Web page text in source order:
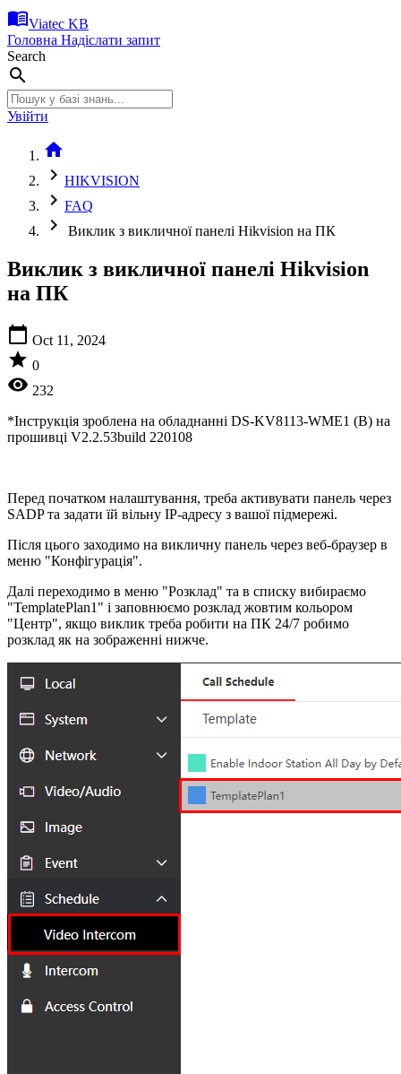
menu_bookViatec KB
Головна Надіслати запит
Search
search
Увійти
home
chevron_right HIKVISION
chevron_right FAQ
chevron_right Виклик з викличної панелі Hikvision на ПК
Виклик з викличної панелі Hikvision
на ПК
calendar_today Oct 11, 2024
star 0
visibility 232
*Інструкція зроблена на обладнанні DS-KV8113-WME1 (B) на
прошивці V2.2.53build 220108
Перед початком налаштування, треба активувати панель через
SADP та задати їй вільну IP-адресу з вашої підмережі.
Після цього заходимо на викличну панель через веб-браузер в
меню "Конфігурація".
Далі переходимо в меню "Розклад" та в списку вибираємо
"TemplatePlan1" і заповнюємо розклад жовтим кольором
"Центр", якщо виклик треба робити на ПК 24/7 робимо
розклад як на зображенні нижче.